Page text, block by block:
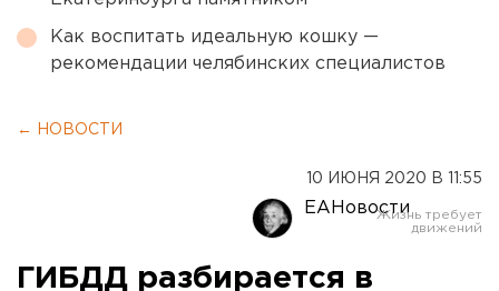
Как воспитать идеальную кошку —
рекомендации челябинских специалистов
← НОВОСТИ
10 ИЮНЯ 2020 В 11:55
ЕАНовости
ГИБДД разбирается в